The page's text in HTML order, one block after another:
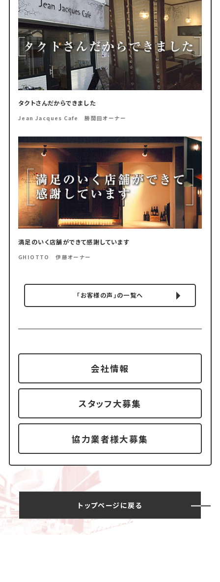
タクトさんだからできました
Jean Jacques Cafe 勝間田オーナー
満足のいく店舗ができて感謝しています
GHIOTTO 伊藤オーナー
「お客様の声」の一覧へ
会社情報
スタッフ大募集
協力業者様大募集
トップページに戻る